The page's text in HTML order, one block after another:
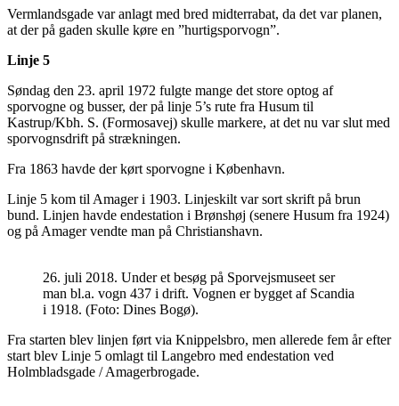
Vermlandsgade var anlagt med bred midterrabat, da det var planen,
at der på gaden skulle køre en ”hurtigsporvogn”.
Linje 5
Søndag den 23. april 1972 fulgte mange det store optog af
sporvogne og busser, der på linje 5’s rute fra Husum til
Kastrup/Kbh. S. (Formosavej) skulle markere, at det nu var slut med
sporvognsdrift på strækningen.
Fra 1863 havde der kørt sporvogne i København.
Linje 5 kom til Amager i 1903. Linjeskilt var sort skrift på brun
bund. Linjen havde endestation i Brønshøj (senere Husum fra 1924)
og på Amager vendte man på Christianshavn.
26. juli 2018. Under et besøg på Sporvejsmuseet ser
man bl.a. vogn 437 i drift. Vognen er bygget af Scandia
i 1918. (Foto: Dines Bogø).
Fra starten blev linjen ført via Knippelsbro, men allerede fem år efter
start blev Linje 5 omlagt til Langebro med endestation ved
Holmbladsgade / Amagerbrogade.